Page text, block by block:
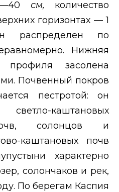
см, количество
горизонтах — 1
распределен по
Нижняя
профиля засолена
Почвенный покров
пестротой: он
каштановых
солонцов и
каштановых почв
характерно
солончаков и рек,
По берегам Каспия